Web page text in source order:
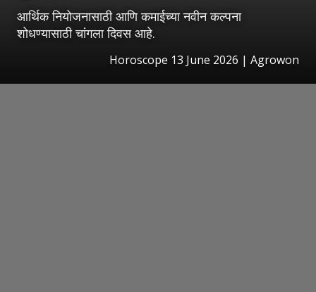
आर्थिक नियोजनासाठी आणि कमाईच्या नवीन कल्पना
शोधण्यासाठी चांगला दिवस आहे.
Horoscope 13 June 2026 | Agrowon